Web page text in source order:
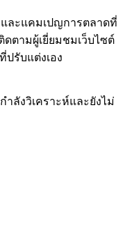
ละแคมเปญการตลาดที่
ดตามผู้เยี่ยมชมเว็บไซต์
รับแต่งเอง
ลังวิเคราะห์และยังไม่